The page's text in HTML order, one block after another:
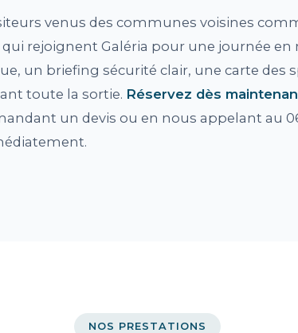
venus des communes voisines
rejoignent Galéria pour une journée en
un briefing sécurité clair, une carte des
toute la sortie. Réservez dès
un devis ou en nous appelant au
NOS PRESTATIONS